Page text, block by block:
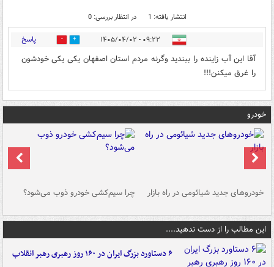
انتشار یافته: 1 در انتظار بررسی: 0
۰۹:۲۲ - ۱۴۰۵/۰۴/۰۲ 0 پاسخ
آقا این آب زاینده را ببندید وگرنه مردم استان اصفهان یکی یکی خودشون
را غرق میکنن!!!
خودرو
خودروهای جدید شیائومی در راه بازار چرا سیم‌کشی خودرو ذوب می‌شود؟
این مطالب را از دست ندهید....
۶ دستاورد بزرگ ایران در ۱۶۰ روز رهبری رهبر انقلاب